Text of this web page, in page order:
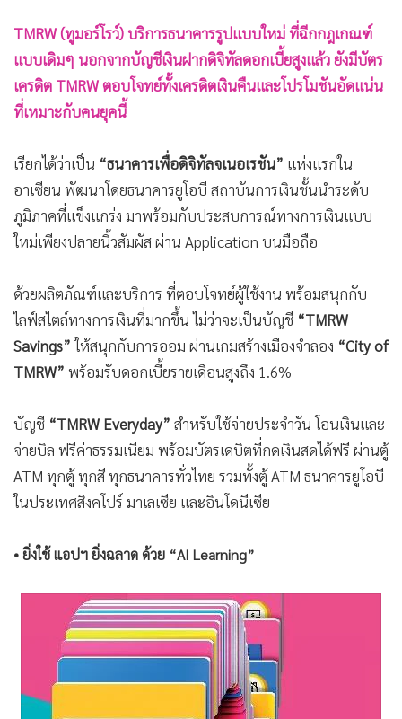
• ต่างประเทศ
• Special Scoop
• เศรษฐกิจ-ธุรกิจ
• จีน
• อาชญากรรม
• Motoring
•
เกม
•
SMEs
• หุ้น
• อินโดจีน
• กองทุนรวม
• Factcheck
• ญี่ปุ่น
• News1
• Gotomanager
TMRW (ทูมอร์โรว์) บริการธนาคารรูปแบบใหม่ ที่ฉีกกฎเกณฑ์
แบบเดิมๆ นอกจากบัญชีเงินฝากดิจิทัลดอกเบี้ยสูงแล้ว ยังมีบัตร
เครดิต TMRW ตอบโจทย์ทั้งเครดิตเงินคืนและโปรโมชันอัดแน่น
ที่เหมาะกับคนยุคนี้
เรียกได้ว่าเป็น “ธนาคารเพื่อดิจิทัลจเนอเรชัน” แห่งแรกใน
อาเซียน พัฒนาโดยธนาคารยูโอบี สถาบันการเงินชั้นนำระดับ
ภูมิภาคที่แข็งแกร่ง มาพร้อมกับประสบการณ์ทางการเงินแบบ
ใหม่เพียงปลายนิ้วสัมผัส ผ่าน Application บนมือถือ
ด้วยผลิตภัณฑ์และบริการ ที่ตอบโจทย์ผู้ใช้งาน พร้อมสนุกกับ
ไลฟ์สไตล์ทางการเงินที่มากขึ้น ไม่ว่าจะเป็นบัญชี “TMRW
Savings”ให้สนุกกับการออม ผ่านเกมสร้างเมืองจำลอง “City of
TMRW” พร้อมรับดอกเบี้ยรายเดือนสูงถึง 1.6%
บัญชี “TMRW Everyday” สำหรับใช้จ่ายประจำวัน โอนเงินและ
จ่ายบิล ฟรีค่าธรรมเนียม พร้อมบัตรเดบิตที่กดเงินสดได้ฟรี ผ่านตู้
ATM ทุกตู้ ทุกสี ทุกธนาคารทั่วไทย รวมทั้งตู้ ATM ธนาคารยูโอบี
ในประเทศสิงคโปร์ มาเลเซีย และอินโดนีเซีย
• ยิ่งใช้ แอปฯ ยิ่งฉลาด ด้วย “AI Learning”